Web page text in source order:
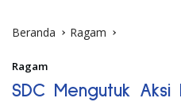
Beranda Ragam
Ragam
SDC Mengutuk Aksi